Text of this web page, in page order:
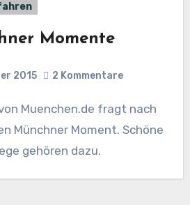
Momente
2015 2 Kommentare
Münchner Moment. Schöne
gehören dazu.